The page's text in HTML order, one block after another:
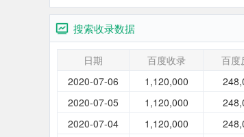
搜索收录数据
日期 百度收录 百度
2020-07-06
1,120,000
2020-07-05
1,120,000
2020-07-04
1,120,000